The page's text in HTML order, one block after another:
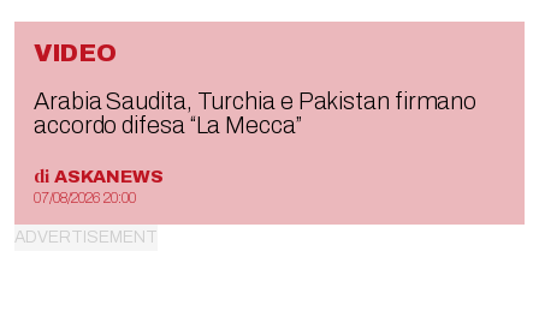
VIDEO
Arabia Saudita, Turchia e Pakistan firmano
accordo difesa “La Mecca”
di ASKANEWS
07/08/2026 20:00